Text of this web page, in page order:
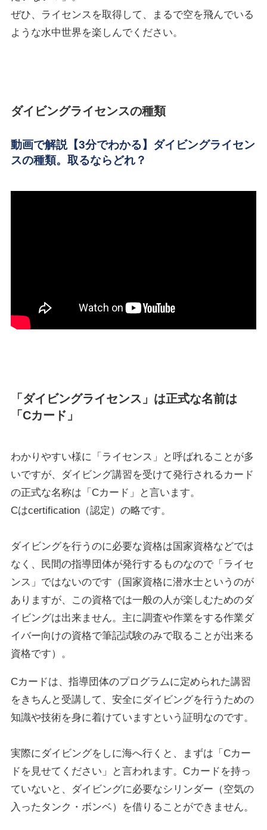
ぜひ、ライセンスを取得して、まるで空を飛んでいる
ような水中世界を楽しんでください。
ダイビングライセンスの種類
動画で解説【3分でわかる】ダイビングライセン
スの種類。取るならどれ？
「ダイビングライセンス」は正式な名前は
「Cカード」
わかりやすい様に「ライセンス」と呼ばれることが多
いですが、ダイビング講習を受けて発行されるカード
の正式な名称は「Cカード」と言います。
Cはcertification（認定）の略です。
ダイビングを行うのに必要な資格は国家資格などでは
なく、民間の指導団体が発行するものなので「ライセ
ンス」ではないのです（国家資格に潜水士というのが
ありますが、この資格では一般の人が楽しむためのダ
イビングは出来ません。主に調査や作業をする作業ダ
イバー向けの資格で筆記試験のみで取ることが出来る
資格です）。
Cカードは、指導団体のプログラムに定められた講習
をきちんと受講して、安全にダイビングを行うための
知識や技術を身に着けていますという証明なのです。
実際にダイビングをしに海へ行くと、まずは「Cカー
ドを見せてください」と言われます。Cカードを持っ
ていないと、ダイビングに必要なシリンダー（空気の
入ったタンク・ボンベ）を借りることができません。